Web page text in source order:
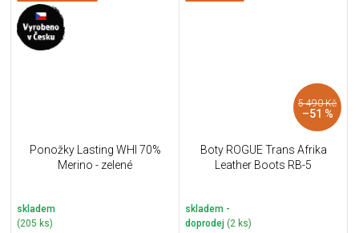
Ponožky Lasting WHI 70%
Merino - zelené
skladem
(205 ks)
5 490 Kč
–51 %
Boty ROGUE Trans Afrika
Leather Boots RB-5
skladem -
doprodej (2 ks)